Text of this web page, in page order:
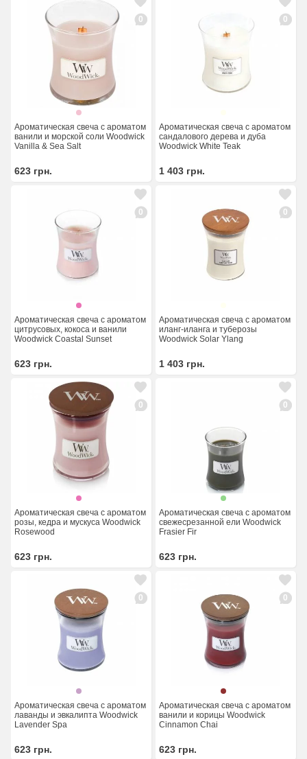
0
Ароматическая свеча с ароматом
ванили и морской соли Woodwick
Vanilla & Sea Salt
623 грн.
0
Ароматическая свеча с ароматом
сандалового дерева и дуба
Woodwick White Teak
1 403 грн.
0
Ароматическая свеча с ароматом
цитрусовых, кокоса и ванили
Woodwick Coastal Sunset
623 грн.
0
Ароматическая свеча с ароматом
иланг-иланга и туберозы
Woodwick Solar Ylang
1 403 грн.
0
Ароматическая свеча с ароматом
розы, кедра и мускуса Woodwick
Rosewood
623 грн.
0
Ароматическая свеча с ароматом
свежесрезанной ели Woodwick
Frasier Fir
623 грн.
0
Ароматическая свеча с ароматом
лаванды и эвкалипта Woodwick
Lavender Spa
623 грн.
0
Ароматическая свеча с ароматом
ванили и корицы Woodwick
Cinnamon Chai
623 грн.